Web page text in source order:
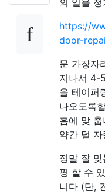
의 일을
https://
door-
문 가장자
지나서 4-
을 테이퍼
나오도록
홈에 맞
약간 덜
정말 잘
핑 할 수
니다 (단,